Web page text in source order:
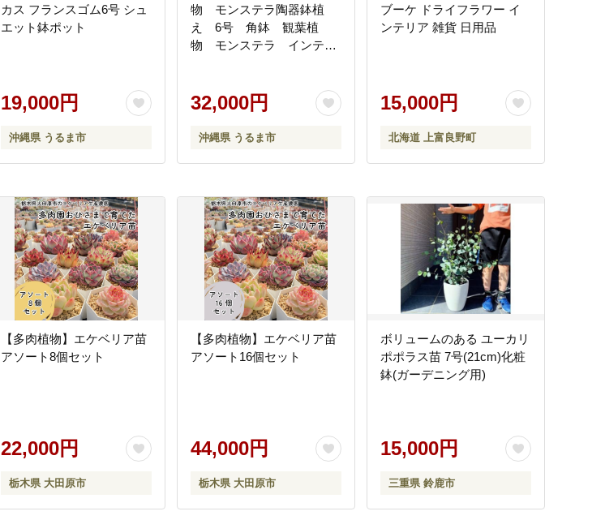
カス フランスゴム6号 シュ
エット鉢ポット
19,000円
沖縄県 うるま市
物 モンステラ陶器鉢植
え 6号 角鉢 観葉植
物 モンステラ インテリ
る暮らし ハウスプラン
ト 沖縄 うるま市 ６号
32,000円
沖縄県 うるま市
ブーケ ドライフラワー イ
ンテリア 雑貨 日用品
15,000円
北海道 上富良野町
【多肉植物】エケベリア苗
アソート8個セット
22,000円
栃木県 大田原市
【多肉植物】エケベリア苗
アソート16個セット
44,000円
栃木県 大田原市
ボリュームのある ユーカリ
ポポラス苗 7号(21cm)化粧
鉢(ガーデニング用)
15,000円
三重県 鈴鹿市